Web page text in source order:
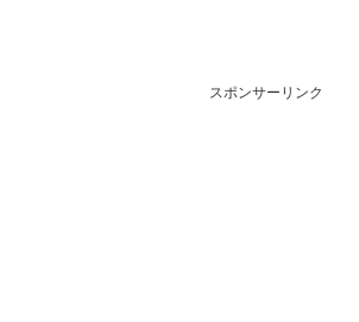
スポンサーリンク